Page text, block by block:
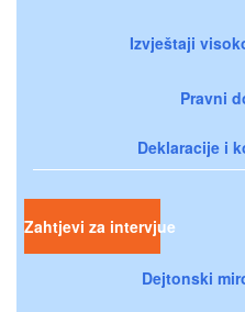
Izvještaji
Pravni
Deklaracije i
Zahtjevi za intervjue
Dejtonski